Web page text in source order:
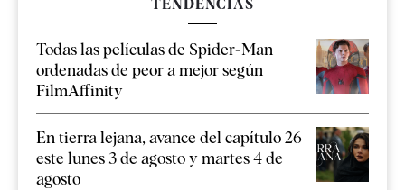
TENDENCIAS
Todas las películas de Spider-Man
ordenadas de peor a mejor según
FilmAffinity
En tierra lejana, avance del capítulo 26
este lunes 3 de agosto y martes 4 de
agosto